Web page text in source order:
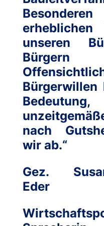
erheblichen
unseren
Bürgerwillen
nach
wir ab.“
Gez.
Eder